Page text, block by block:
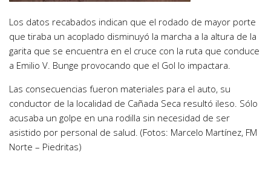
Los datos recabados indican que el rodado de mayor porte
que tiraba un acoplado disminuyó la marcha a la altura de la
garita que se encuentra en el cruce con la ruta que conduce
a Emilio V. Bunge provocando que el Gol lo impactara.
Las consecuencias fueron materiales para el auto, su
conductor de la localidad de Cañada Seca resultó ileso. Sólo
acusaba un golpe en una rodilla sin necesidad de ser
asistido por personal de salud. (Fotos: Marcelo Martínez, FM
Norte – Piedritas)